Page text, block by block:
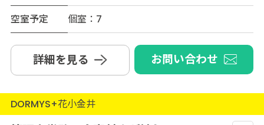
空室予定
個室：7
詳細を見る お問い合わせ
DORMYS+花小金井